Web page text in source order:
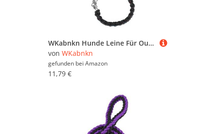
WKabnkn Hunde Leine Für Outdoor Walking Nopull Haustiertraining Leiter Praktisches Nylon Leine Einstellbares Traktionsseil Für Große Hunde Blei
von WKabnkn
gefunden bei Amazon
11,79 €